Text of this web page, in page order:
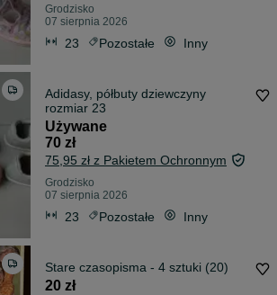
Grodzisko
07 sierpnia 2026
23 Pozostałe Inny
Adidasy, półbuty dziewczyny
rozmiar 23
Używane
70 zł
75,95 zł z Pakietem Ochronnym
Grodzisko
07 sierpnia 2026
23 Pozostałe Inny
Stare czasopisma - 4 sztuki (20)
20 zł